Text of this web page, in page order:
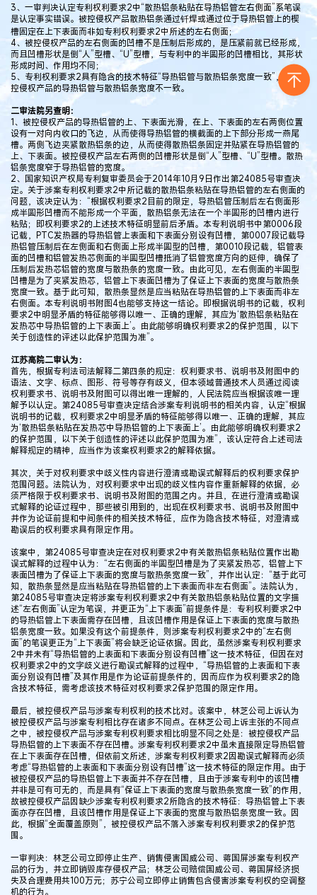
3、一审判决认定专利权利要求2中“散热铝条粘贴在导热铝管左右侧面”系笔误
是认定事实错误。被控侵权产品散热铝条通过钎焊或通过位于导热铝管上的楔
槽固定在上下表面而非如专利权利要求2中所述的左右侧面；
4、被控侵权产品的左右侧面的凹槽不是压制后形成的，是压紧前就已经形成，
而且凹槽形状是倒“人”型槽、“U”型槽，与专利中的半圆形的凹槽相比，其形状
形成时间、作用均不同；
5、专利权利要求2具有隐含的技术特征“导热铝管与散热铝条宽度一致”，而被
控侵权产品的导热铝管与散热铝条宽度不一致。
二审法院另查明：
1、被控侵权产品的导热铝管的上、下表面光滑，在上、下表面的左右两侧位置
设有一对向内收口的飞边，从而使得导热铝管的横截面的上下部分形成一燕尾
槽。两侧飞边夹紧散热铝条的边，从而使得散热铝条固定并贴紧在导热铝管的
上、下表面。被控侵权产品左右两侧的凹槽形状是倒“人”型槽、“U”型槽。散热
铝条宽度窄于导热铝管的宽度。
2、国家知识产权局专利复审委员会于2014年10月9日作出第24085号审查决
定。关于涉案专利权利要求2中所记载的散热铝条粘贴在导热铝管的左右侧面的
问题，该决定认为：“根据权利要求2目前的限定，导热铝管压制后左右侧面形
成半圆形凹槽而不能形成一个平面，散热铝条无法在一个半圆形的凹槽内进行
粘贴；即权利要求2的上述技术特征明显前后矛盾。本专利说明书中第0006段
记载，PTC发热器的导热铝管上表面和下表面分别设有凹槽，第0007段记载导
热铝管压制后在左侧面和右侧面上形成半圆型的凹槽，第0010段记载，铝管表
面的凹槽和铝管发热芯侧面的半圆型凹槽抵消了铝管宽度方向的延伸，确保了
压制后发热芯铝管的宽度与散热条的宽度一致。由此可见，左右侧面的半圆型
凹槽是为了夹紧发热芯，铝管上下表面凹槽为了保证上下表面的宽度与散热条
宽度一致。基于此可知，散热条显然是应当粘贴在导热铝管的上下表面而非左
右侧面。本专利说明书附图4也能够支持这一结论。即根据说明书的记载，权利
要求2中明显矛盾的特征能够得以唯一、正确的理解，其应为‘散热铝条粘贴在
发热芯中导热铝管的上下表面上’。由此能够明确权利要求2的保护范围，以下
关于创造性的评述以此保护范围为准”。
江苏高院二审认为：
首先，根据专利法司法解释二第四条的规定：权利要求书、说明书及附图中的
语法、文字、标点、图形、符号等存有歧义，但本领域普通技术人员通过阅读
权利要求书、说明书及附图可以得出唯一理解的，人民法院应当根据该唯一理
解予以认定。第24085号审查决定结合涉案专利说明书的相关内容，认定“根据
说明书的记载，权利要求2中明显矛盾的特征能够得以唯一、正确的理解，其应
为‘散热铝条粘贴在发热芯中导热铝管的上下表面上’。由此能够明确权利要求2
的保护范围，以下关于创造性的评述以此保护范围为准”，该认定符合上述司法
解释规定的精神，应当作为该案权利要求2的解释依据。
其次，关于对权利要求中歧义性内容进行澄清或勘误式解释后的权利要求保护
范围问题。法院认为，对权利要求中出现的歧义性内容作重新解释的依据，必
须严格限于权利要求书、说明书及附图的范围之内。并且，在进行澄清或勘误
式解释的论证过程中，那些被引用到的，出现在权利要求书、说明书及附图中
并作为论证前提和中间条件的相关技术特征，应作为隐含技术特征，对澄清或
勘误后的权利要求具有限定作用。
该案中，第24085号审查决定在对权利要求2中有关散热铝条粘贴位置作出勘
误式解释的过程中认为：“左右侧面的半圆型凹槽是为了夹紧发热芯，铝管上下
表面凹槽为了保证上下表面的宽度与散热条宽度一致”，并作出认定：“基于此可
知，散热条显然是应当粘贴在导热铝管的上下表面而非左右侧面”。法院认为，
第24085号审查决定将涉案专利权利要求2中有关散热铝条粘贴位置的文字描
述“左右侧面”认定为笔误，并更正为“上下表面”前提条件是：专利权利要求2中
的导热铝管上下表面需存在凹槽，且该凹槽作用是保证上下表面的宽度与散热
铝条宽度一致。如果没有这个前提条件，则涉案专利权利要求2中的“左右侧
面”的笔误更正为“上下表面”将会缺乏论证依据。因此，虽然涉案专利权利要求
2中并未有“导热铝管的上表面和下表面分别设有凹槽”这一技术特征，但因在对
权利要求2中的文字歧义进行勘误式解释的过程中，“导热铝管的上表面和下表
面分别设有凹槽”及其作用是作为论证前提条件的，因而应作为权利要求2的隐
含技术特征，需考虑该技术特征对权利要求2保护范围的限定作用。
最后，被控侵权产品与涉案专利权利的技术比对。该案中，林芝公司上诉认为
被控侵权产品与涉案专利相比存在诸多不同点。在林芝公司上诉主张的不同点
之中，被控侵权产品与涉案专利权利要求相比明显不同之处是：被控侵权产品
导热铝管的上下表面不存在凹槽。涉案专利权利要求2中虽未直接限定导热铝管
在上下表面存在凹槽，但依前文所述，涉案专利权利要求2因勘误式解释而必须
考虑“导热铝管的上表面和下表面分别设有凹槽”这一技术特征的限定作用。由于
被控侵权产品的导热铝管上下表面并不存在凹槽，且由于涉案专利中的该凹槽
并非是可有可无的，而是具有“保证上下表面的宽度与散热条宽度一致”的作用，
故被控侵权产品因缺少涉案专利权利要求2所隐含的技术特征：导热铝管上下表
面亦存在凹槽，且该凹槽作用是保证上下表面的宽度与散热铝条宽度一致。因
此，根据“全面覆盖原则”，被控侵权产品不落入涉案专利权利要求2的保护范
围。
一审判决：林芝公司立即停止生产、销售侵害国威公司、蒋国屏涉案专利权产
品的行为，并立即销毁库存侵权产品；林芝公司赔偿国威公司、蒋国屏经济损
失及合理费用共100万元；苏宁公司立即停止销售包含侵害涉案专利权的空调整
机的行为。